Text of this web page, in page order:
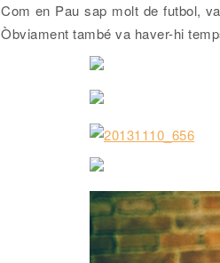
Com en Pau sap molt de futbol,
Òbviament també va haver-hi